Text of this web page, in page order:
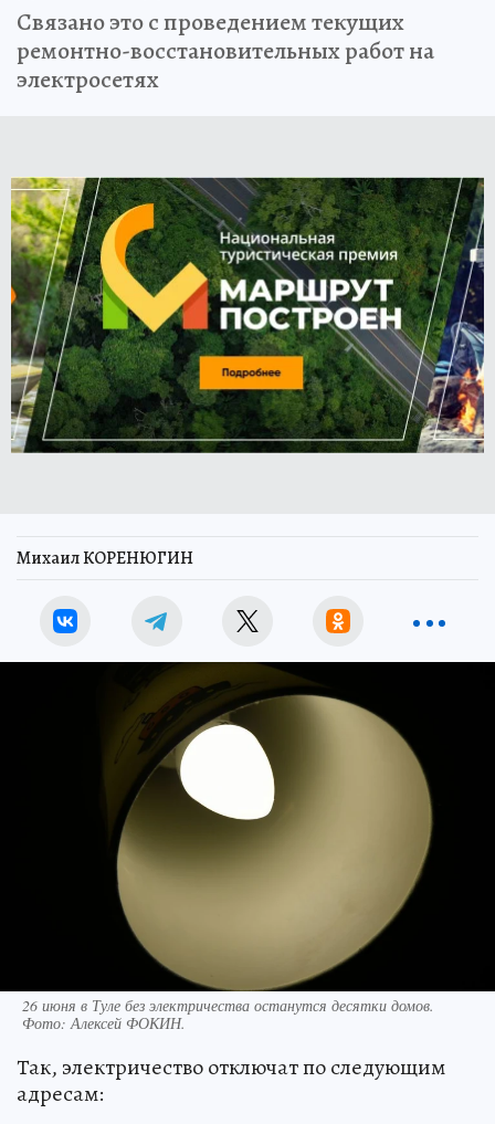
Связано это с проведением текущих
ремонтно-восстановительных работ на
электросетях
Михаил КОРЕНЮГИН
26 июня в Туле без электричества останутся десятки домов.
Фото:Алексей ФОКИН.
Так, электричество отключат по следующим
адресам: